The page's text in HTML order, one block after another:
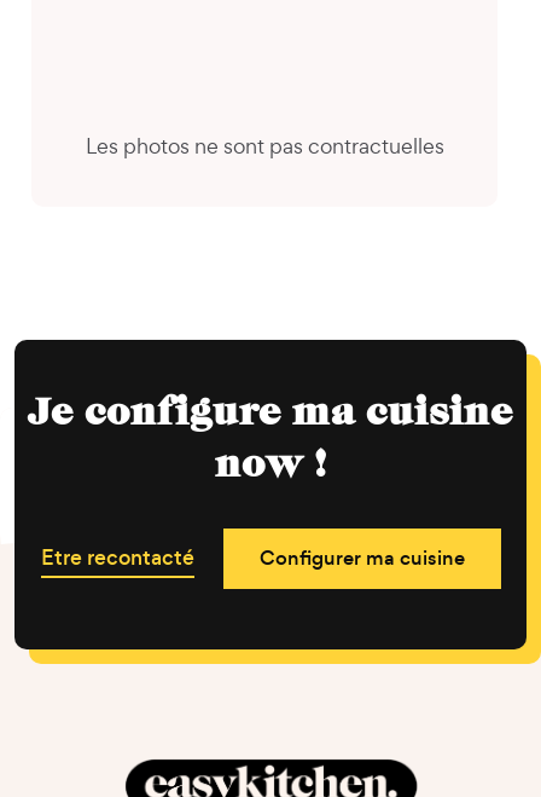
Les photos ne sont pas contractuelles
Je configure ma cuisine
now !
Etre recontacté Configurer ma cuisine